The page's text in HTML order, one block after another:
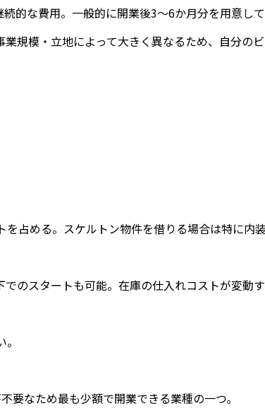
的な費用。一般的に開業後3〜6か月分を用意して
規模・立地によって大きく異なるため、自分の
占める。スケルトン物件を借りる場合は特に内
のスタートも可能。在庫の仕入れコストが変動す
なため最も少額で開業できる業種の一つ。